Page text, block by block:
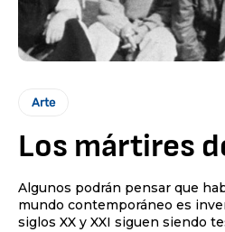
Arte
Los mártires
Algunos podrán pensar que
mundo contemporáneo es
siglos XX y XXI siguen siendo